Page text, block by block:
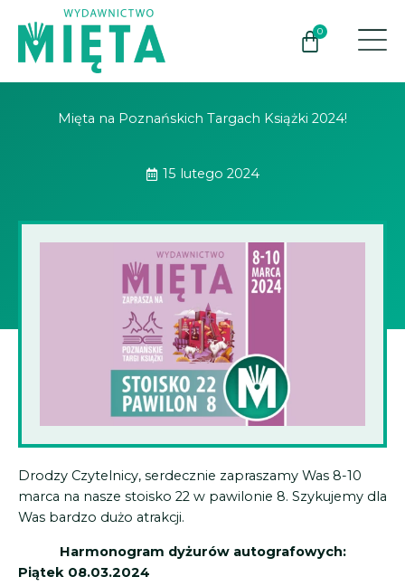
treści
0
Wózek
Mięta na Poznańskich Targach Książki 2024!
15 lutego 2024
Drodzy Czytelnicy, serdecznie zapraszamy Was 8-10
marca na nasze stoisko 22 w pawilonie 8. Szykujemy dla
Was bardzo dużo atrakcji.
Harmonogram dyżurów autografowych:
Piątek 08.03.2024